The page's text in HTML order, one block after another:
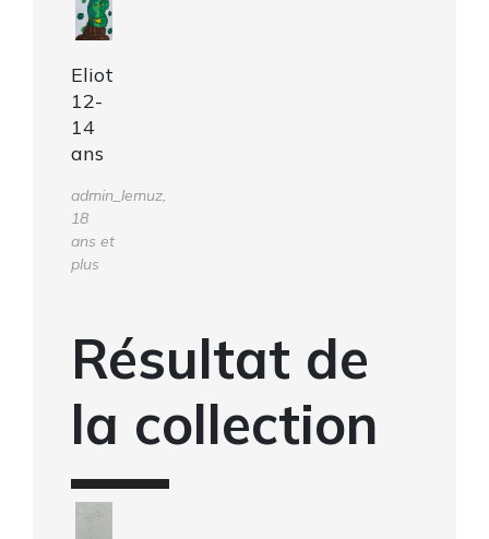
Eliot
12-
14
ans
admin_lemuz,
18
ans et
plus
Résultat de
la collection